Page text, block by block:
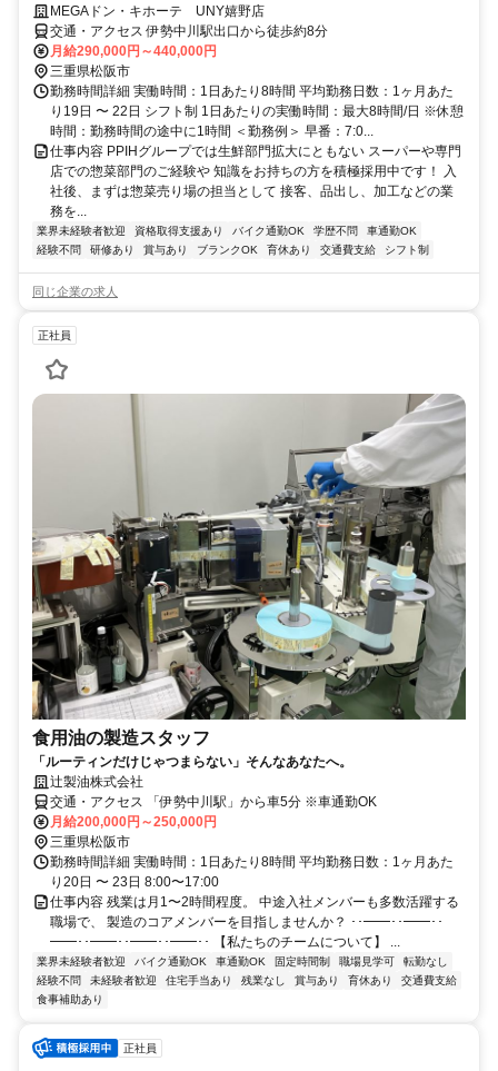
MEGAドン・キホーテ UNY嬉野店
交通・アクセス 伊勢中川駅出口から徒歩約8分
月給290,000円～440,000円
三重県松阪市
勤務時間詳細 実働時間：1日あたり8時間 平均勤務日数：1ヶ月あた
り19日 〜 22日 シフト制 1日あたりの実働時間：最大8時間/日 ※休憩
時間：勤務時間の途中に1時間 ＜勤務例＞ 早番：7:0...
仕事内容 PPIHグループでは生鮮部門拡大にともない スーパーや専門
店での惣菜部門のご経験や 知識をお持ちの方を積極採用中です！ 入
社後、まずは惣菜売り場の担当として 接客、品出し、加工などの業
務を...
業界未経験者歓迎 資格取得支援あり バイク通勤OK 学歴不問
車通勤OK
経験不問
研修あり 賞与あり ブランクOK 育休あり 交通費支給 シフト制
同じ企業の求人
正社員
食用油の製造スタッフ
「ルーティンだけじゃつまらない」そんなあなたへ。
辻製油株式会社
交通・アクセス 「伊勢中川駅」から車5分 ※車通勤OK
月給200,000円～250,000円
三重県松阪市
勤務時間詳細 実働時間：1日あたり8時間 平均勤務日数：1ヶ月あた
り20日 〜 23日 8:00〜17:00
仕事内容 残業は月1〜2時間程度。 中途入社メンバーも多数活躍する
職場で、 製造のコアメンバーを目指しませんか？ ･･━━･･━━･･
━━･･━━･･━━･･━━･･ 【私たちのチームについて】 ...
業界未経験者歓迎 バイク通勤OK 車通勤OK 固定時間制 職場見学可
転勤なし
経験不問
未経験者歓迎 住宅手当あり 残業なし 賞与あり 育休あり
交通費支給
食事補助あり
正社員